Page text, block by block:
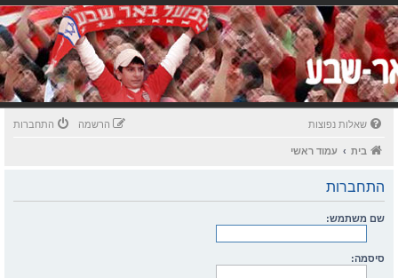
שאלות נפוצות התחברות הרשמה
בית עמוד ראשי
התחברות
שם משתמש:
סיסמה: